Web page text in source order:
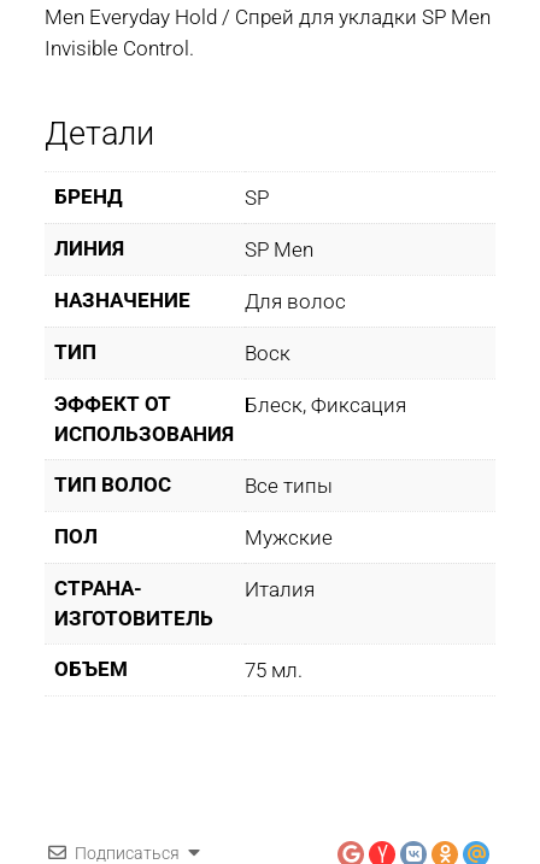
Men Everyday Hold / Спрей для укладки SP Men
Invisible Control.
Детали
БРЕНД SP
ЛИНИЯ SP Men
НАЗНАЧЕНИЕ Для волос
ТИП Воск
ЭФФЕКТ ОТ
ИСПОЛЬЗОВАНИЯ
Блеск, Фиксация
ТИП ВОЛОС Все типы
ПОЛ Мужские
СТРАНА-
ИЗГОТОВИТЕЛЬ
Италия
ОБЪЕМ 75 мл.
Подписаться